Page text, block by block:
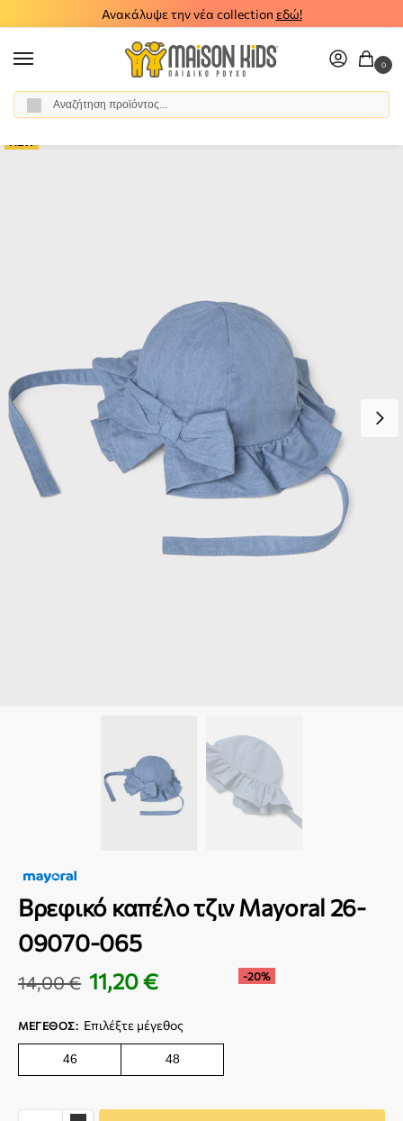
Ανακάλυψε την νέα collection εδώ!
0
Αρχική σελίδα / Βρεφικό Κορίτσι
Βρεφικό καπέλο τζιν Mayoral 26-
09070-065
14,00€ 11,20€ -20%
ΜΈΓΕΘΟΣ: Επιλέξτε μέγεθος
46 48